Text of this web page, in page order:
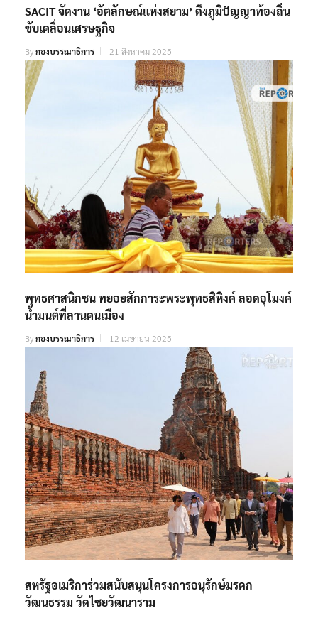
SACIT จัดงาน ‘อัตลักษณ์แห่งสยาม’ ดึงภูมิปัญญาท้องถิ่น
ขับเคลื่อนเศรษฐกิจ
Byกองบรรณาธิการ 21 สิงหาคม 2025
พุทธศาสนิกชน ทยอยสักการะพระพุทธสิหิงค์ ลอดอุโมงค์
น้ำมนต์ที่ลานคนเมือง
Byกองบรรณาธิการ 12 เมษายน 2025
สหรัฐอเมริการ่วมสนับสนุนโครงการอนุรักษ์มรดก
วัฒนธรรม วัดไชยวัฒนาราม